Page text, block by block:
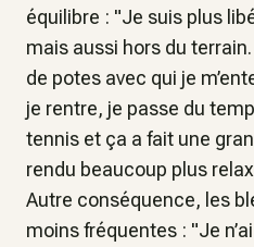
équilibre : "Je suis plus
mais aussi hors du
de potes avec qui je
je rentre, je passe du
tennis et ça a fait une
rendu beaucoup plus
Autre conséquence, les
moins fréquentes : "Je